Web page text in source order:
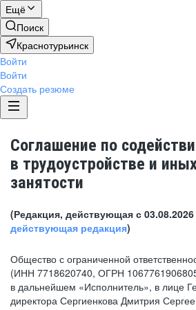
Ещё
Поиск
Краснотурьинск
Войти
Войти
Создать резюме
Соглашение по
в трудоустройстве и
занятости
(Редакция, действующая с 03.08.2026
действующая редакция)
Общество с ограниченной
(ИНН 7718620740, ОГРН
в дальнейшем «Исполнитель», в лице
директора Сергиенкова Дмитрия